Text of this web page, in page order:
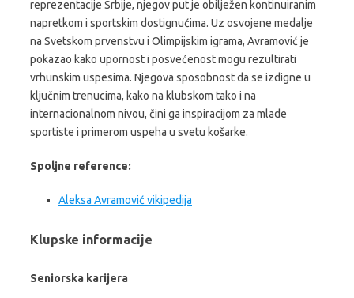
reprezentacije Srbije, njegov put je obilježen kontinuiranim
napretkom i sportskim dostignućima. Uz osvojene medalje
na Svetskom prvenstvu i Olimpijskim igrama, Avramović je
pokazao kako upornost i posvećenost mogu rezultirati
vrhunskim uspesima. Njegova sposobnost da se izdigne u
ključnim trenucima, kako na klubskom tako i na
internacionalnom nivou, čini ga inspiracijom za mlade
sportiste i primerom uspeha u svetu košarke.
Spoljne reference:
Aleksa Avramović vikipedija
Klupske informacije
Seniorska karijera